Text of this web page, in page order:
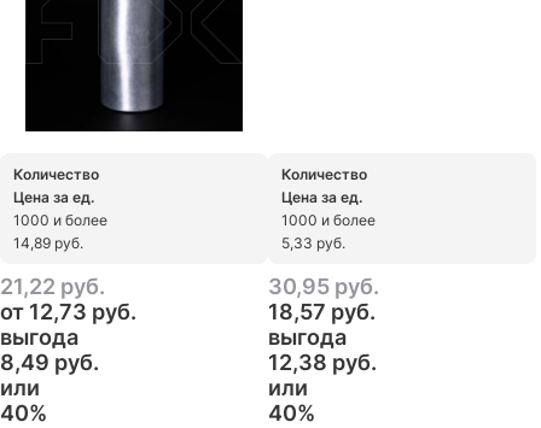
Количество
Цена за ед.
1000 и более
14,89 руб.
21,22 руб.
от 12,73 руб.
выгода
8,49 руб.
или
40%
Количество
Цена за ед.
1000 и более
5,33 руб.
30,95 руб.
18,57 руб.
выгода
12,38 руб.
или
40%